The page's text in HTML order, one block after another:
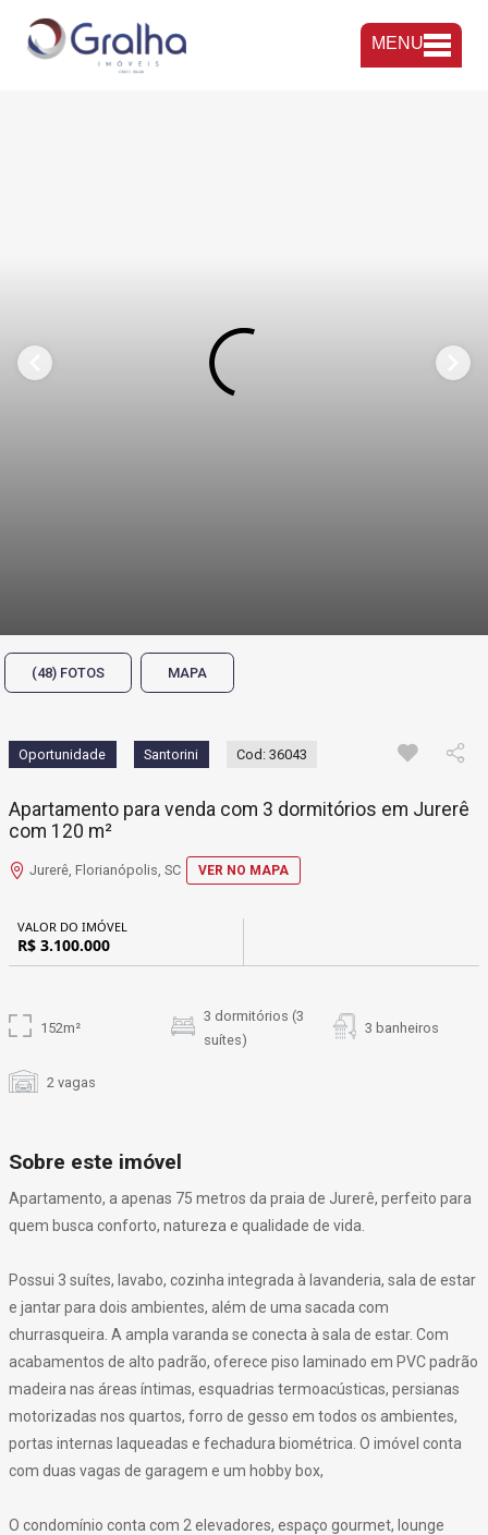
MENU
(48) FOTOS MAPA
Oportunidade Santorini Cod: 36043
Apartamento para venda com 3 dormitórios em Jurerê
com 120 m²
Jurerê, Florianópolis, SC VER NO MAPA
VALOR DO IMÓVEL
R$ 3.100.000
152m²
3 dormitórios (3
suítes)
3 banheiros
2 vagas
Sobre este imóvel
Apartamento, a apenas 75 metros da praia de Jurerê, perfeito para
quem busca conforto, natureza e qualidade de vida.
Possui 3 suítes, lavabo, cozinha integrada à lavanderia, sala de estar
e jantar para dois ambientes, além de uma sacada com
churrasqueira. A ampla varanda se conecta à sala de estar. Com
acabamentos de alto padrão, oferece piso laminado em PVC padrão
madeira nas áreas íntimas, esquadrias termoacústicas, persianas
motorizadas nos quartos, forro de gesso em todos os ambientes,
portas internas laqueadas e fechadura biométrica. O imóvel conta
com duas vagas de garagem e um hobby box,
O condomínio conta com 2 elevadores, espaço gourmet, lounge